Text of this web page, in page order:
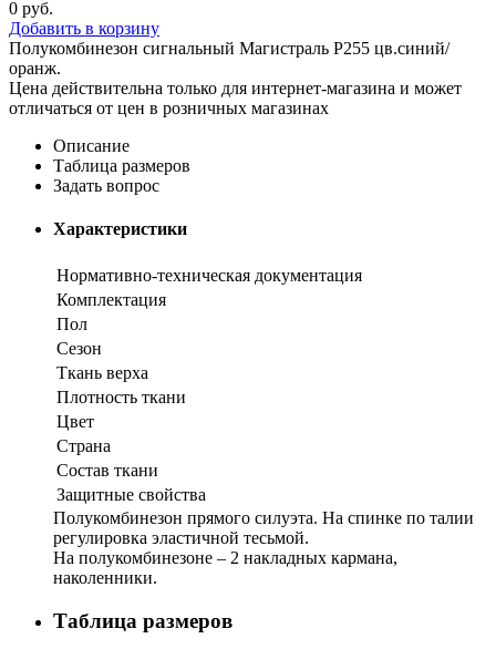
0 руб.
Добавить в корзину
Полукомбинезон сигнальный Магистраль Р255 цв.синий/
оранж.
Цена действительна только для интернет-магазина и может
отличаться от цен в розничных магазинах
Описание
Таблица размеров
Задать вопрос
Характеристики
Нормативно-техническая документация
Комплектация
Пол
Сезон
Ткань верха
Плотность ткани
Цвет
Страна
Состав ткани
Защитные свойства
Полукомбинезон прямого силуэта. На спинке по талии
регулировка эластичной тесьмой.
На полукомбинезоне – 2 накладных кармана,
наколенники.
Таблица размеров